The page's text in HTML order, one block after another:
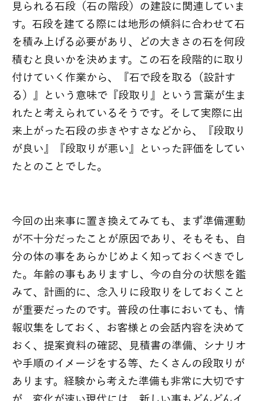
見られる石段（石の階段）の建設に関連していま
す。石段を建てる際には地形の傾斜に合わせて石
を積み上げる必要があり、どの大きさの石を何段
積むと良いかを決めます。この石を段階的に取り
付けていく作業から、『石で段を取る（設計す
る）』という意味で『段取り』という言葉が生ま
れたと考えられているそうです。そして実際に出
来上がった石段の歩きやすさなどから、『段取り
が良い』『段取りが悪い』といった評価をしてい
たとのことでした。
今回の出来事に置き換えてみても、まず準備運動
が不十分だったことが原因であり、そもそも、自
分の体の事をあらかじめよく知っておくべきでし
た。年齢の事もありますし、今の自分の状態を鑑
みて、計画的に、念入りに段取りをしておくこと
が重要だったのです。普段の仕事においても、情
報収集をしておく、お客様との会話内容を決めて
おく、提案資料の確認、見積書の準備、シナリオ
や手順のイメージをする等、たくさんの段取りが
あります。経験から考えた準備も非常に大切です